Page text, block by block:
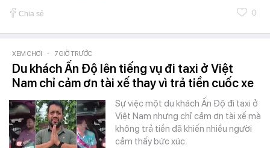
Chia sẻ 0
XEM CHƠI - 7 GIỜ TRƯỚC
Du khách Ấn Độ lên tiếng vụ đi taxi ở Việt
Nam chỉ cảm ơn tài xế thay vì trả tiền cuốc xe
Sự việc một du khách Ấn Độ đi taxi ở
Việt Nam nhưng chỉ cảm ơn tài xế mà
không trả tiền đã khiến nhiều người
cảm thấy bức xúc.